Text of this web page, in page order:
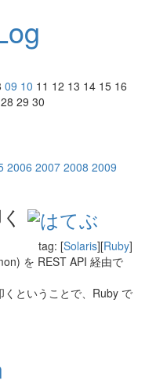
09 10 11 12 13 14 15 16
29 30
2006 2007 2008 2009
tag: [Solaris][Ruby]
を REST API 経由で
ということで、Ruby で